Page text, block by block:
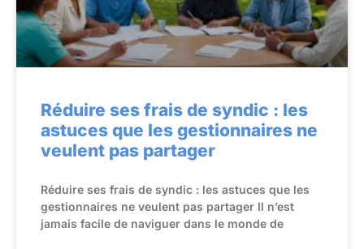
Réduire ses frais de syndic : les
astuces que les gestionnaires ne
veulent pas partager
Réduire ses frais de syndic : les astuces que les
gestionnaires ne veulent pas partager Il n’est
jamais facile de naviguer dans le monde de